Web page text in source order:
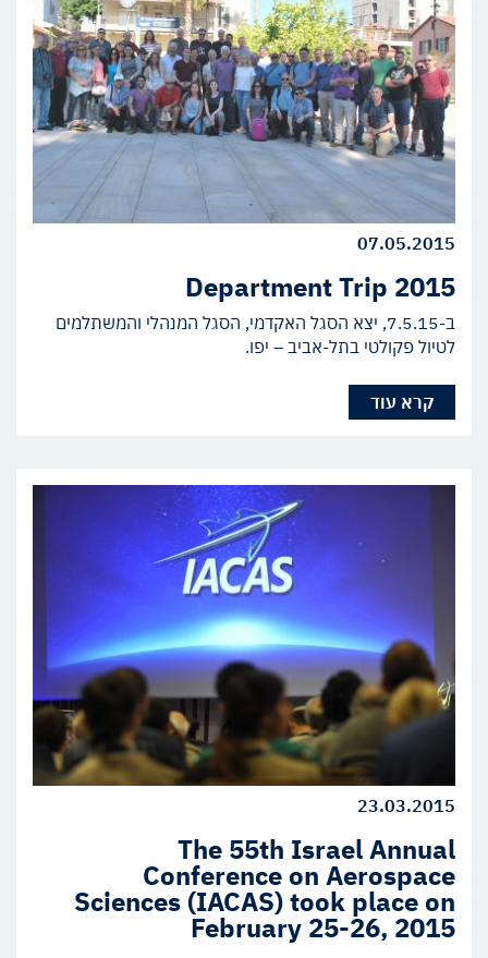
07.05.2015
Department Trip 2015
ב-7.5.15, יצא הסגל האקדמי, הסגל המנהלי והמשתלמים
לטיול פקולטי בתל-אביב – יפו.
קרא עוד
23.03.2015
The 55th Israel Annual
Conference on Aerospace
Sciences (IACAS) took place on
February 25-26, 2015